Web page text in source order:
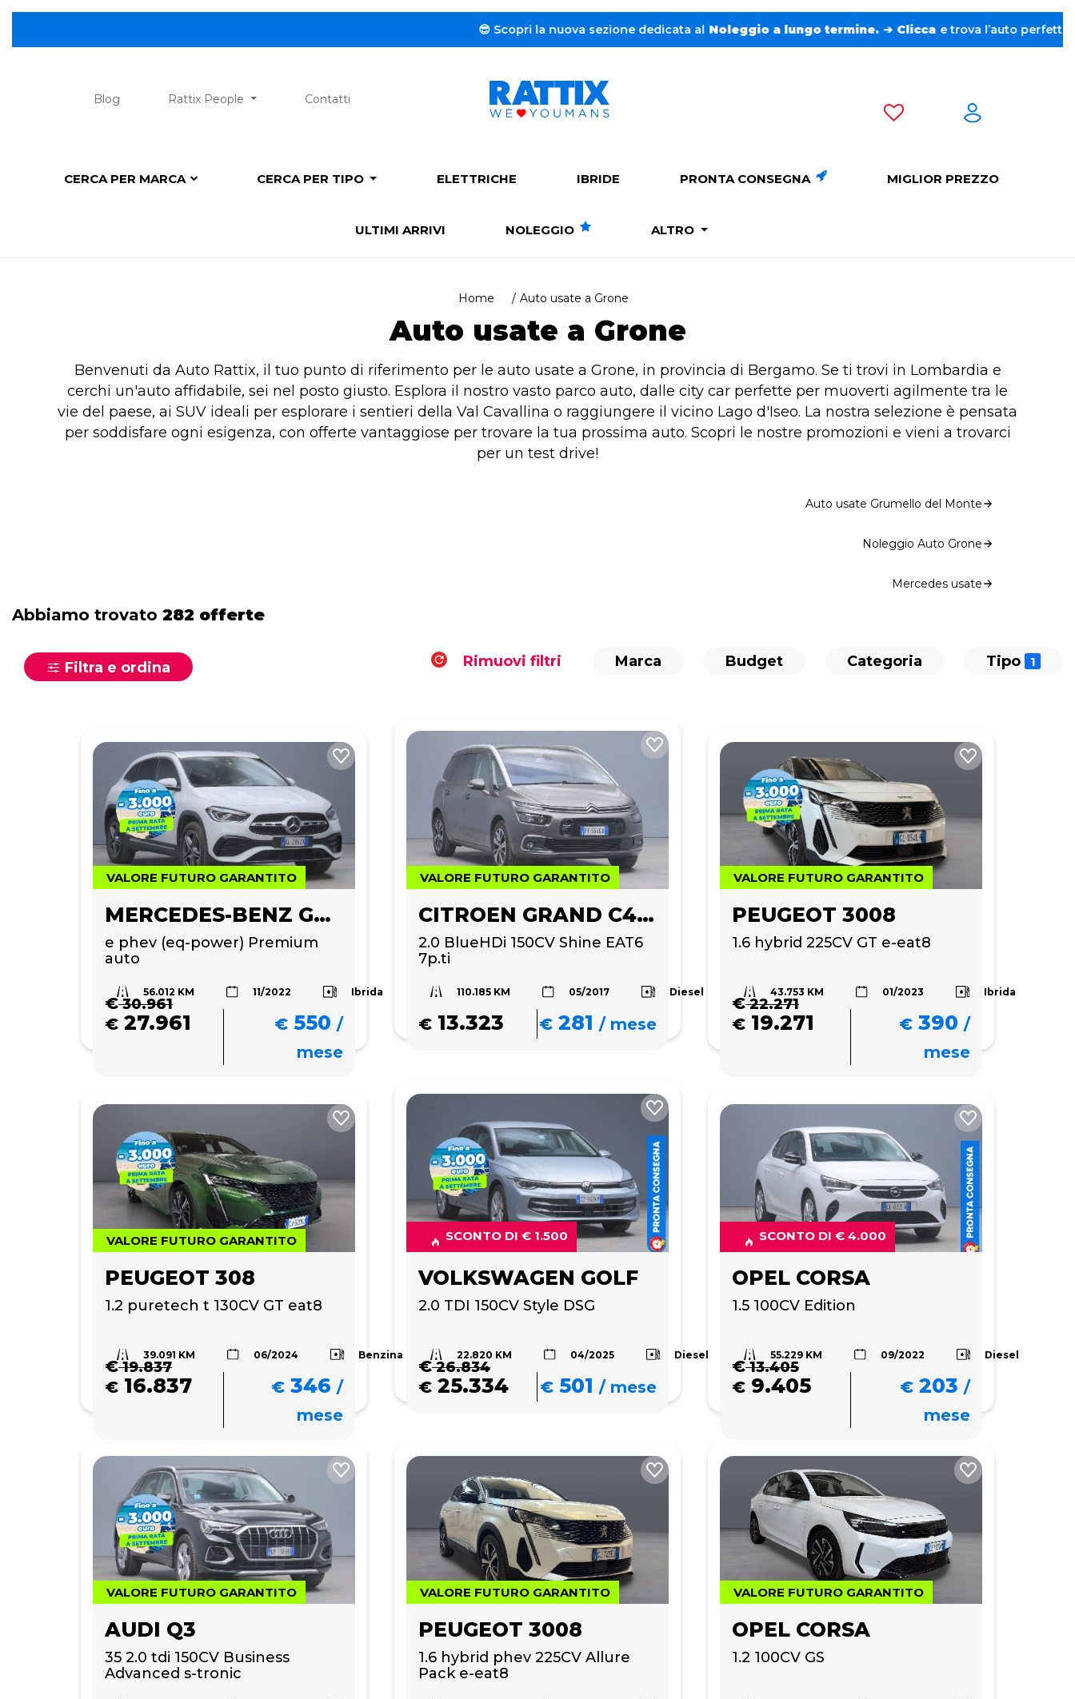
😎 Scopri la nuova sezione dedicata al Noleggio a lungo termine. ➔ Clicca e trova l’auto perfetta senza pensieri. ❤️
Blog Rattix People Contatti
CERCA PER MARCA CERCA PER TIPO ELETTRICHE IBRIDE PRONTA CONSEGNA MIGLIOR PREZZO
ULTIMI ARRIVI NOLEGGIO ALTRO
Home Auto usate a Grone
Auto usate a Grone
Benvenuti da Auto Rattix, il tuo punto di riferimento per le auto usate a Grone, in provincia di Bergamo. Se ti trovi in Lombardia e
cerchi un'auto affidabile, sei nel posto giusto. Esplora il nostro vasto parco auto, dalle city car perfette per muoverti agilmente tra le
vie del paese, ai SUV ideali per esplorare i sentieri della Val Cavallina o raggiungere il vicino Lago d'Iseo. La nostra selezione è pensata
per soddisfare ogni esigenza, con offerte vantaggiose per trovare la tua prossima auto. Scopri le nostre promozioni e vieni a trovarci
per un test drive!
Auto usate Grumello del Monte
Noleggio Auto Grone
Mercedes usate
Abbiamo trovato 282 offerte
Filtra e ordina Rimuovi filtri Marca Budget Categoria Tipo
VALORE FUTURO GARANTITO
MERCEDES-BENZ GLA 250
e phev (eq-power) Premium
auto
56.012 KM 11/2022 Ibrida
€30.961
€ 27.961 € 550 /
mese
VALORE FUTURO GARANTITO
CITROEN GRAND C4 PICASSO
2.0 BlueHDi 150CV Shine EAT6
7p.ti
110.185 KM 05/2017 Diesel
€ 13.323 € 281 / mese
VALORE FUTURO GARANTITO
PEUGEOT 3008
1.6 hybrid 225CV GT e-eat8
43.753 KM 01/2023 Ibrida
€22.271
€ 19.271 € 390 /
mese
VALORE FUTURO GARANTITO
PEUGEOT 308
1.2 puretech t 130CV GT eat8
39.091 KM 06/2024 Benzina
€19.837
€ 16.837 € 346 /
mese
SCONTO DI € 1.500
VOLKSWAGEN GOLF
2.0 TDI 150CV Style DSG
22.820 KM 04/2025 Diesel
€26.834
€ 25.334 € 501 /mese
SCONTO DI € 4.000
OPEL CORSA
1.5 100CV Edition
55.229 KM 09/2022 Diesel
€13.405
€ 9.405 € 203 /
mese
VALORE FUTURO GARANTITO
AUDI Q3
35 2.0 tdi 150CV Business
Advanced s-tronic
VALORE FUTURO GARANTITO
PEUGEOT 3008
1.6 hybrid phev 225CV Allure
Pack e-eat8
VALORE FUTURO GARANTITO
OPEL CORSA
1.2 100CV GS